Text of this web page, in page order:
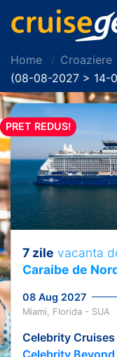
Home Croaziere
(08-08-2027 > 14-
PRET REDUS!
7 zile vacanta
Caraibe de
08 Aug 2027
Miami, Florida - SUA
Celebrity Cruises
Celebrity Beyond